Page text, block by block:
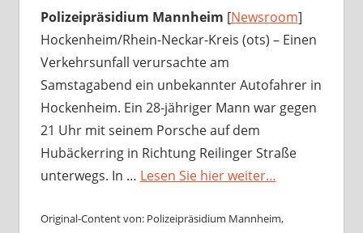
Polizeipräsidium Mannheim [Newsroom]
Hockenheim/Rhein-Neckar-Kreis (ots) – Einen
Verkehrsunfall verursachte am
Samstagabend ein unbekannter Autofahrer in
Hockenheim. Ein 28-jähriger Mann war gegen
21 Uhr mit seinem Porsche auf dem
Hubäckerring in Richtung Reilinger Straße
unterwegs. In … Lesen Sie hier weiter…
Original-Content von: Polizeipräsidium Mannheim,